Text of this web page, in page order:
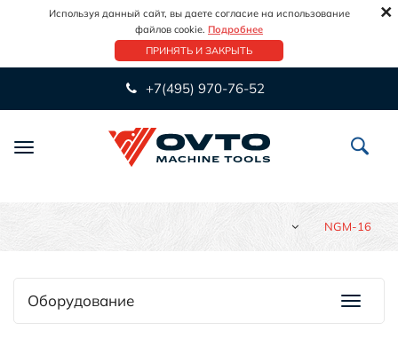
Используя данный сайт, вы даете согласие на использование
файлов cookie. Подробнее
ПРИНЯТЬ И ЗАКРЫТЬ
×
+7(495) 970-76-52
Переключить
NGM-16
Оборудование